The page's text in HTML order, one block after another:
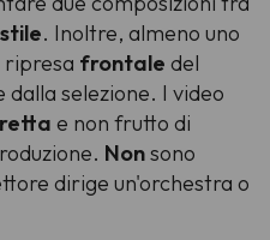
. Inoltre, almeno uno
ripresa frontale del
selezione. I video
e non frutto di
Nonsono
dirige un'orchestra o